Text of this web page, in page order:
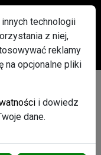
pakiet
technologii
z niej,
reklamy
na opcjonalne pliki
i dowiedz
dane.